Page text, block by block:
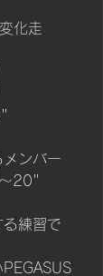
化走
ンバー
20"
練習で